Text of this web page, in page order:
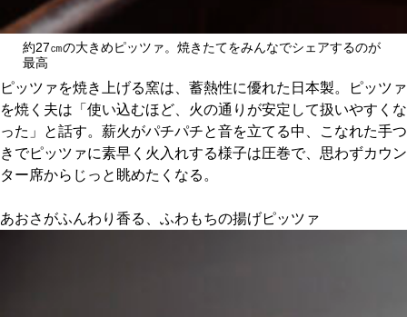
約27㎝の大きめピッツァ。焼きたてをみんなでシェアするのが
最高
ピッツァを焼き上げる窯は、蓄熱性に優れた日本製。ピッツァ
を焼く夫は「使い込むほど、火の通りが安定して扱いやすくな
った」と話す。薪火がパチパチと音を立てる中、こなれた手つ
きでピッツァに素早く火入れする様子は圧巻で、思わずカウン
ター席からじっと眺めたくなる。
あおさがふんわり香る、ふわもちの揚げピッツァ